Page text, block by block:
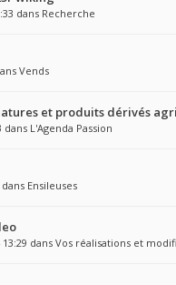
dans Recherche
Vends
et produits dérivés
dans L'Agenda Passion
dans Ensileuses
dans Vos réalisations et